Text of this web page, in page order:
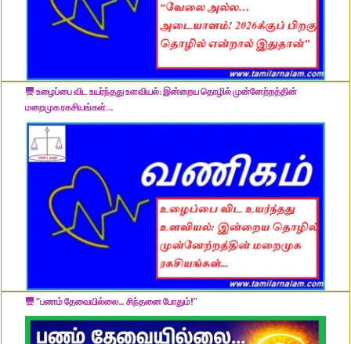
உழைப்பை விட உயர்ந்தது உளவியல்: இன்றைய தொழில் முன்னேற்றத்தின்
மறைமுக ரகசியங்கள்...
“பணம் தேவையில்லை… சிந்தனை போதும்!”